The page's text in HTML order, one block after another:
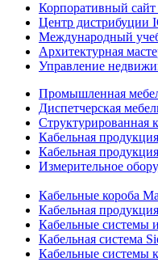
Корпоративный
Центр дистрибуции
Международный
Архитектурная
Управление
Промышленная
Диспетчерская
Структурированная
Кабельная
Кабельная
Измерительное
Кабельные короба
Кабельная
Кабельные системы
Кабельная система
Кабельные системы